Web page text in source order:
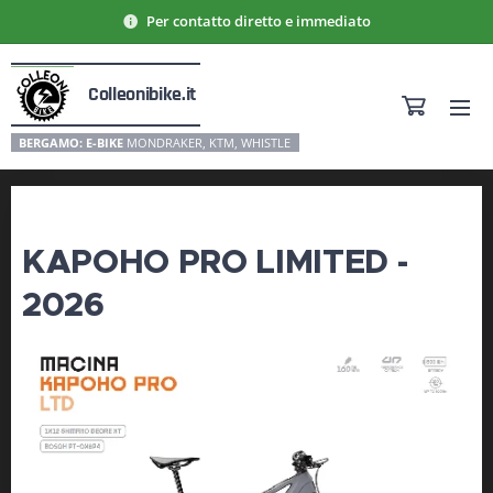
Per contatto diretto e immediato
Colleonibike.it
BERGAMO: E-BIKE MONDRAKER, KTM, WHISTLE
KAPOHO PRO LIMITED -
2026